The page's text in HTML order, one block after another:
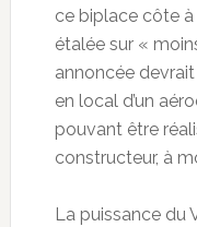
ce biplace côte
étalée sur «
annoncée
en local d’un
pouvant être
constructeur, à
La puissance du